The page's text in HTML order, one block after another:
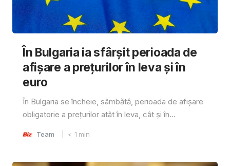
În Bulgaria ia sfârşit perioada de
afișare a prețurilor în ​​leva și în
euro
În Bulgaria se încheie, sâmbătă, perioada de afișare
obligatorie a prețurilor atât în ​​leva, cât și în...
Team < 1 min